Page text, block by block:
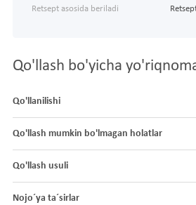
Retsept asosida beriladi
Qo'llash bo'yicha
Qo'llanilishi
Qo'llash mumkin bo'lmagan holatlar
Qo'llash usuli
Nojo´ya ta´sirlar